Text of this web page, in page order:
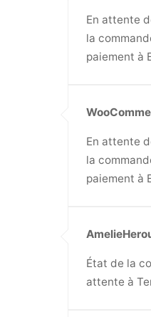
En attente
la
paiement à
En attente
la
paiement à
État de la
attente à